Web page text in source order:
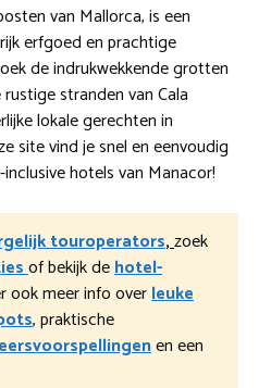
van Mallorca, is een
erfgoed en prachtige
de indrukwekkende grotten
stranden van Cala
lokale gerechten in
site vind je snel en eenvoudig
hotels van Manacor!
touroperators,zoek
of bekijk dehotel-
ook meer info overleuke
, praktische
en een